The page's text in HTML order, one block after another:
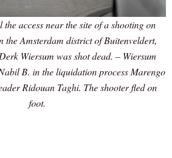
access near the site of a shooting on
the Amsterdam district of Buitenveldert,
Wiersum was shot dead. – Wiersum
B. in the liquidation process Marengo
Ridouan Taghi. The shooter fled on
foot.